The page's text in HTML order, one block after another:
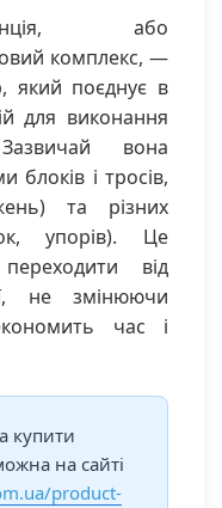
або
комплекс, —
який поєднує в
для виконання
вона
блоків і тросів,
та різних
упорів). Це
від
не змінюючи
час і
купити
на сайті
product-